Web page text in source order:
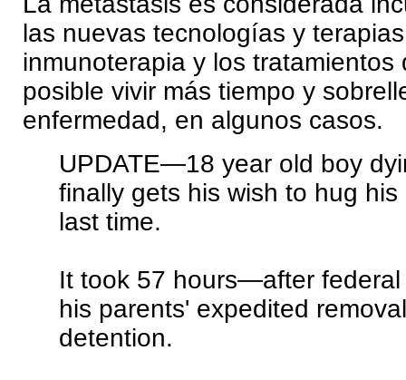
las nuevas tecnologías y
inmunoterapia y los tratamientos
posible vivir más tiempo y
enfermedad, en algunos casos.
UPDATE—18 year old boy
finally gets his wish to hug
last time.
It took 57 hours—after
his parents' expedited
detention.